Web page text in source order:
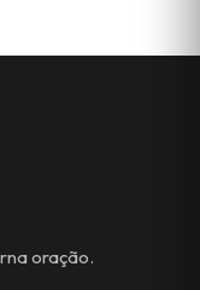
oração.